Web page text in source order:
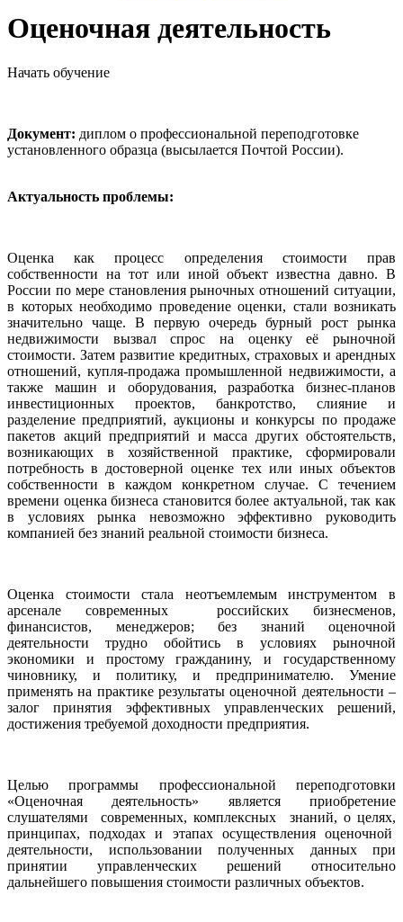
Оценочная деятельность
Начать обучение
Документ: диплом о профессиональной переподготовке
установленного образца (высылается Почтой России).
Актуальность проблемы:
Оценка как процесс определения стоимости прав
собственности на тот или иной объект известна давно. В
России по мере становления рыночных отношений ситуации,
в которых необходимо проведение оценки, стали возникать
значительно чаще. В первую очередь бурный рост рынка
недвижимости вызвал спрос на оценку её рыночной
стоимости. Затем развитие кредитных, страховых и арендных
отношений, купля-продажа промышленной недвижимости, а
также машин и оборудования, разработка бизнес-планов
инвестиционных проектов, банкротство, слияние и
разделение предприятий, аукционы и конкурсы по продаже
пакетов акций предприятий и масса других обстоятельств,
возникающих в хозяйственной практике, сформировали
потребность в достоверной оценке тех или иных объектов
собственности в каждом конкретном случае. С течением
времени оценка бизнеса становится более актуальной, так как
в условиях рынка невозможно эффективно руководить
компанией без знаний реальной стоимости бизнеса.
Оценка стоимости стала неотъемлемым инструментом в
арсенале современных российских бизнесменов,
финансистов, менеджеров; без знаний оценочной
деятельности трудно обойтись в условиях рыночной
экономики и простому гражданину, и государственному
чиновнику, и политику, и предпринимателю. Умение
применять на практике результаты оценочной деятельности –
залог принятия эффективных управленческих решений,
достижения требуемой доходности предприятия.
Целью программы профессиональной переподготовки
«Оценочная деятельность» является приобретение
слушателями современных, комплексных знаний, о целях,
принципах, подходах и этапах осуществления оценочной
деятельности, использовании полученных данных при
принятии управленческих решений относительно
дальнейшего повышения стоимости различных объектов.